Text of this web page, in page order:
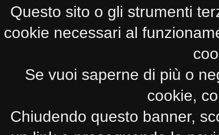
Questo sito o gli strumenti
cookie necessari al
Se vuoi saperne di più o
cookie,
Chiudendo questo banner,